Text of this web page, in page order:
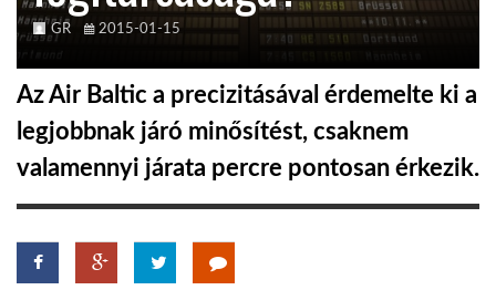
MÉDIA
GLOBOTV BP
HÍR3D
GR 2015-01-15
Az Air Baltic a precizitásával érdemelte ki a
legjobbnak járó minősítést, csaknem
valamennyi járata percre pontosan érkezik.